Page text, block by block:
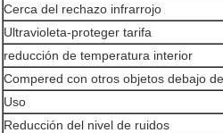
Cerca del rechazo infrarrojo
Ultravioleta-proteger tarifa
reducción de temperatura interior
Compered con otros objetos debajo
Uso
Reducción del nivel de ruidos